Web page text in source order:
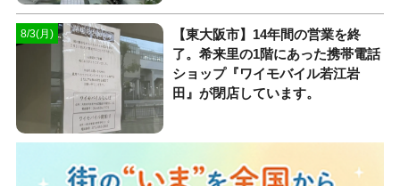
8/3(月)
【東大阪市】14年間の営業を終
了。希来里の1階にあった携帯電話
ショップ『ワイモバイル若江岩
田』が閉店しています。